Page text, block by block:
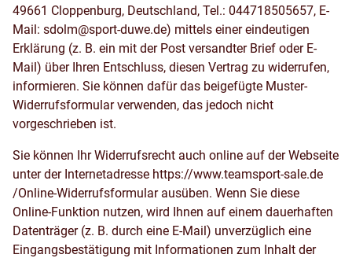
49661 Cloppenburg, Deutschland, Tel.: 044718505657, E-
Mail: sdolm@sport-duwe.de) mittels einer eindeutigen
Erklärung (z. B. ein mit der Post versandter Brief oder E-
Mail) über Ihren Entschluss, diesen Vertrag zu widerrufen,
informieren. Sie können dafür das beigefügte Muster-
Widerrufsformular verwenden, das jedoch nicht
vorgeschrieben ist.
Sie können Ihr Widerrufsrecht auch online auf der Webseite
unter der Internetadresse https://www.teamsport-sale.de
/Online-Widerrufsformularausüben. Wenn Sie diese
Online-Funktion nutzen, wird Ihnen auf einem dauerhaften
Datenträger (z. B. durch eine E-Mail) unverzüglich eine
Eingangsbestätigung mit Informationen zum Inhalt der